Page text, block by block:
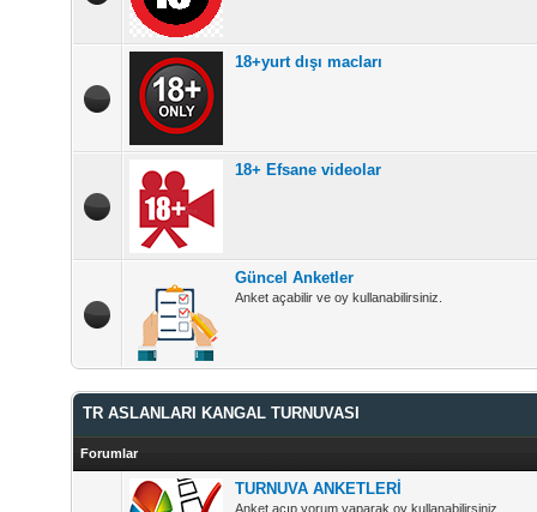
18+yurt dışı macları
18+ Efsane videolar
Güncel Anketler
Anket açabilir ve oy kullanabilirsiniz.
TR ASLANLARI KANGAL TURNUVASI
Forumlar
TURNUVA ANKETLERİ
Anket açıp yorum yaparak oy kullanabilirsiniz.